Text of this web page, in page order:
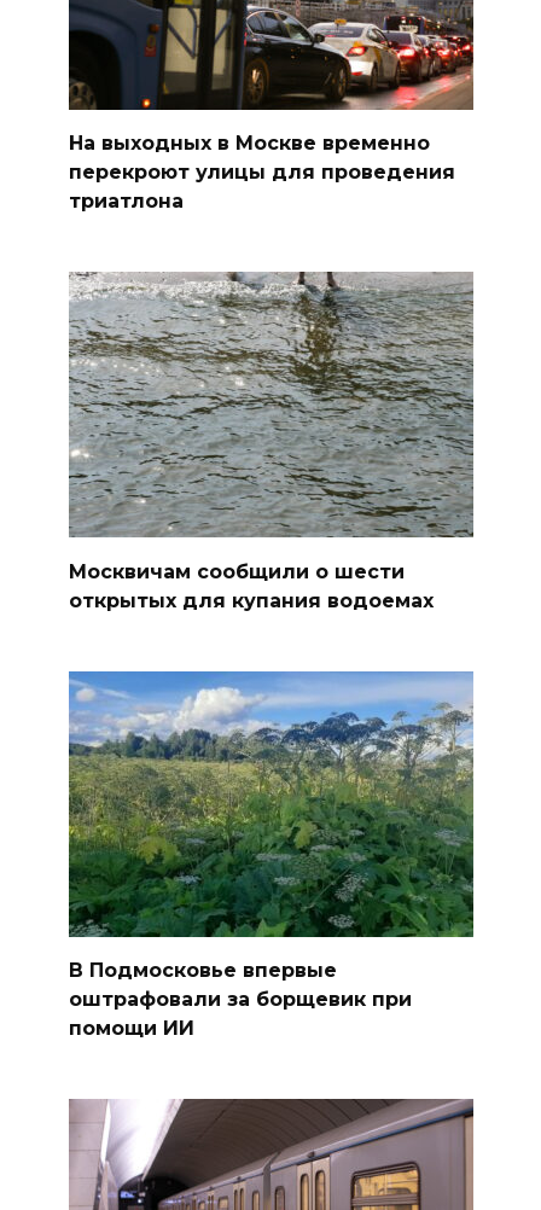
На выходных в Москве временно
перекроют улицы для проведения
триатлона
Москвичам сообщили о шести
открытых для купания водоемах
В Подмосковье впервые
оштрафовали за борщевик при
помощи ИИ